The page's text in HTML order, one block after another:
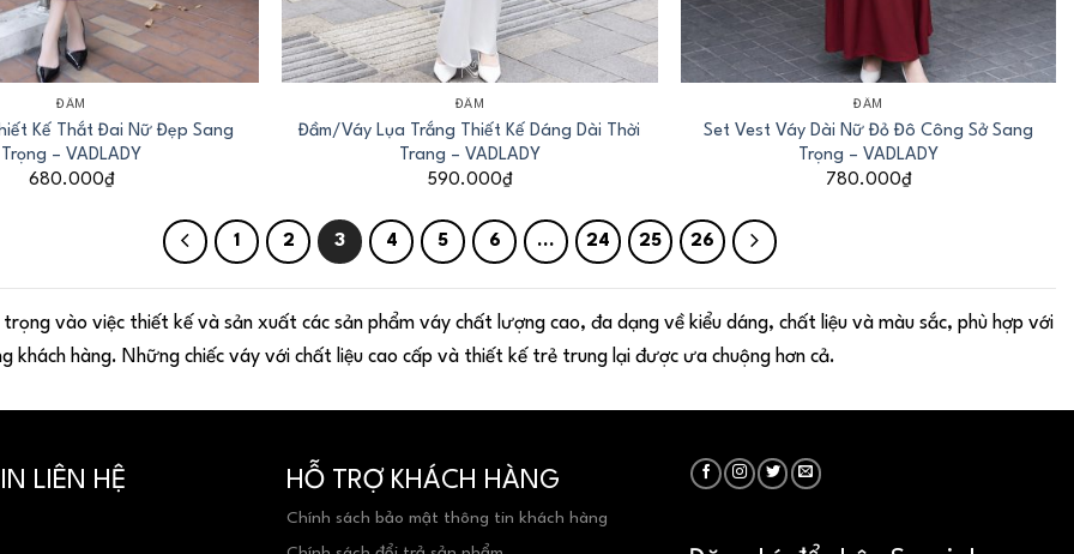
ĐẦM
Kế Thắt Đai Nữ Đẹp Sang
Trọng – VADLADY
680.000₫
+
ĐẦM
Đầm/Váy Lụa Trắng Thiết Kế Dáng Dài Thời
Trang – VADLADY
590.000₫
+
ĐẦM
Set Vest Váy Dài Nữ Đỏ Đô Công Sở Sang
Trọng – VADLADY
780.000₫
1 2 3 4 5 6 … 24 25 26
trọng vào việc thiết kế và sản xuất các sản phẩm váy chất lượng cao, đa dạng về kiểu dáng, chất liệu và màu sắc, phù hợp với
khách hàng. Những chiếc váy với chất liệu cao cấp và thiết kế trẻ trung lại được ưa chuộng hơn cả.
LIÊN HỆ HỖ TRỢ KHÁCH HÀNG
Chính sách bảo mật thông tin khách hàng